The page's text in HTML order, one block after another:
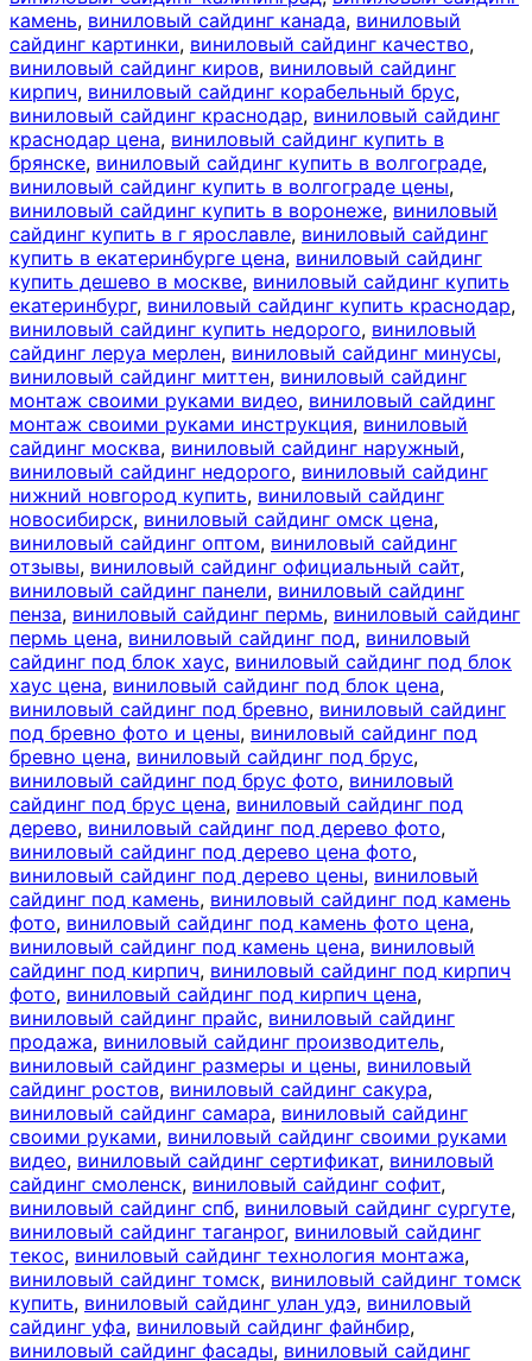
камень, виниловый сайдинг канада, виниловый
сайдинг картинки, виниловый сайдинг качество,
виниловый сайдинг киров, виниловый сайдинг
кирпич, виниловый сайдинг корабельный брус,
виниловый сайдинг краснодар, виниловый сайдинг
краснодар цена, виниловый сайдинг купить в
брянске, виниловый сайдинг купить в волгограде,
виниловый сайдинг купить в волгограде цены,
виниловый сайдинг купить в воронеже, виниловый
сайдинг купить в г ярославле, виниловый сайдинг
купить в екатеринбурге цена, виниловый сайдинг
купить дешево в москве, виниловый сайдинг купить
екатеринбург, виниловый сайдинг купить краснодар,
виниловый сайдинг купить недорого, виниловый
сайдинг леруа мерлен, виниловый сайдинг минусы,
виниловый сайдинг миттен, виниловый сайдинг
монтаж своими руками видео, виниловый сайдинг
монтаж своими руками инструкция, виниловый
сайдинг москва, виниловый сайдинг наружный,
виниловый сайдинг недорого, виниловый сайдинг
нижний новгород купить, виниловый сайдинг
новосибирск, виниловый сайдинг омск цена,
виниловый сайдинг оптом, виниловый сайдинг
отзывы, виниловый сайдинг официальный сайт,
виниловый сайдинг панели, виниловый сайдинг
пенза, виниловый сайдинг пермь, виниловый сайдинг
пермь цена, виниловый сайдинг под, виниловый
сайдинг под блок хаус, виниловый сайдинг под блок
хаус цена, виниловый сайдинг под блок цена,
виниловый сайдинг под бревно, виниловый сайдинг
под бревно фото и цены, виниловый сайдинг под
бревно цена, виниловый сайдинг под брус,
виниловый сайдинг под брус фото, виниловый
сайдинг под брус цена, виниловый сайдинг под
дерево, виниловый сайдинг под дерево фото,
виниловый сайдинг под дерево цена фото,
виниловый сайдинг под дерево цены, виниловый
сайдинг под камень, виниловый сайдинг под камень
фото, виниловый сайдинг под камень фото цена,
виниловый сайдинг под камень цена, виниловый
сайдинг под кирпич, виниловый сайдинг под кирпич
фото, виниловый сайдинг под кирпич цена,
виниловый сайдинг прайс, виниловый сайдинг
продажа, виниловый сайдинг производитель,
виниловый сайдинг размеры и цены, виниловый
сайдинг ростов, виниловый сайдинг сакура,
виниловый сайдинг самара, виниловый сайдинг
своими руками, виниловый сайдинг своими руками
видео, виниловый сайдинг сертификат, виниловый
сайдинг смоленск, виниловый сайдинг софит,
виниловый сайдинг спб, виниловый сайдинг сургуте,
виниловый сайдинг таганрог, виниловый сайдинг
текос, виниловый сайдинг технология монтажа,
виниловый сайдинг томск, виниловый сайдинг томск
купить, виниловый сайдинг улан удэ, виниловый
сайдинг уфа, виниловый сайдинг файнбир,
виниловый сайдинг фасады, виниловый сайдинг